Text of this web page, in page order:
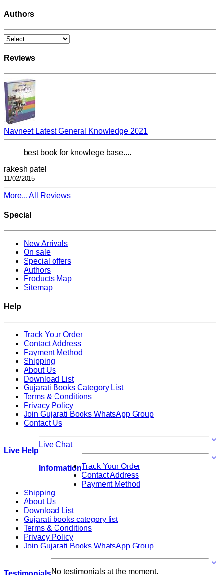
Authors
Reviews
Navneet Latest General Knowledge 2021
best book for knowlege base....
rakesh patel
11/02/2015
More... All Reviews
Special
New Arrivals
On sale
Special offers
Authors
Products Map
Sitemap
Help
Track Your Order
Contact Address
Payment Method
Shipping
About Us
Download List
Gujarati Books Category List
Terms & Conditions
Privacy Policy
Join Gujarati Books WhatsApp Group
Contact Us
Live Help
Live Chat
InformationTrack Your Order
Contact Address
Payment Method
Shipping
About Us
Download List
Gujarati books category list
Terms & Conditions
Privacy Policy
Join Gujarati Books WhatsApp Group
TestimonialsNo testimonials at the moment.